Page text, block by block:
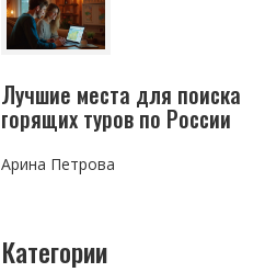
Лучшие места для поиска
горящих туров по России
Арина Петрова
Категории